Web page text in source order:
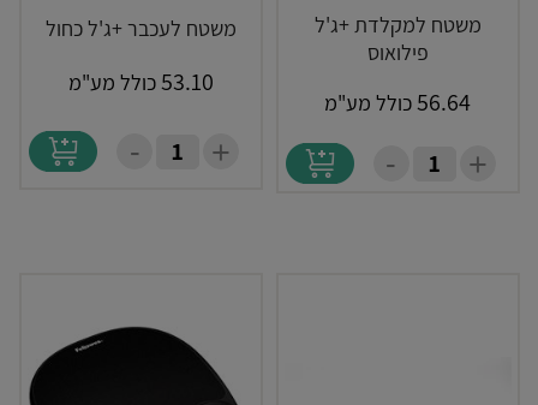
משטח למקלדת +ג'ל
פילואוס
56.64כולל מע"מ
+
-
משטח לעכבר +ג'ל כחול
53.10כולל מע"מ
+
-